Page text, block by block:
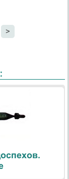
>